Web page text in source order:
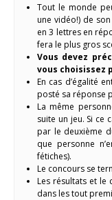
Tout le monde
une vidéo!) de
en 3 lettres en
fera le plus gros
Vous devez
vous choisissez
En cas d’égalité
posté sa réponse
La même
suite un jeu. Si ce
par le deuxième
que personne
fétiches).
Le concours se
Les résultats et le
dans les tout